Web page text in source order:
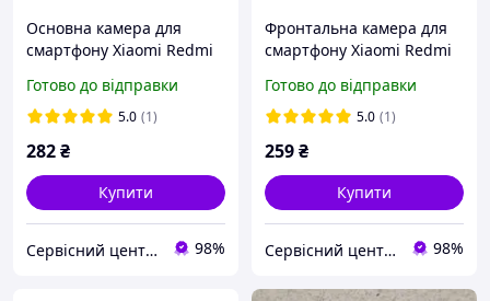
Основна камера для
cмартфону Xiaomi Redmi
Готово до відправки
5.0 (1)
282₴
Купити
Сервісний центр Екран 98%
Фронтальна камера для
смартфону Xiaomi Redmi
Готово до відправки
5.0 (1)
259₴
Купити
Сервісний центр Екран 98%